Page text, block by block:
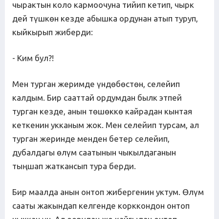
чырактын коло кармоочуна тийип кетип, чырк
дей түшкөн кезде абышка ордунан атып туруп,
кыйкырып жиберди:
- Ким бул?!
Мен турган жеримде үндөбөстөн, селейип
калдым. Бир сааттай ордумдан былк этпей
турган кезде, анын төшөккө кайрадан кынтая
кеткенин укканым жок. Мен селейип турсам, ал
турган жеринде менден бетер селейип,
дубалдагы өлүм саатынын чыкылдаганын
тыңшап жаткансып тура берди.
Бир маалда анын онтоп жибергенин уктум. Өлүм
сааты жакындап келгенде корккондон онтоп